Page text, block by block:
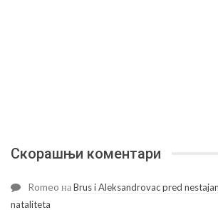
Скорашњи коментари
Romeo наBrus i Aleksandrovac pred
nataliteta